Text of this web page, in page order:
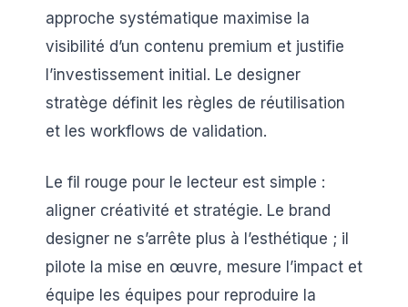
approche systématique maximise la
visibilité d’un contenu premium et justifie
l’investissement initial. Le designer
stratège définit les règles de réutilisation
et les workflows de validation.
Le fil rouge pour le lecteur est simple :
aligner créativité et stratégie. Le brand
designer ne s’arrête plus à l’esthétique ; il
pilote la mise en œuvre, mesure l’impact et
équipe les équipes pour reproduire la